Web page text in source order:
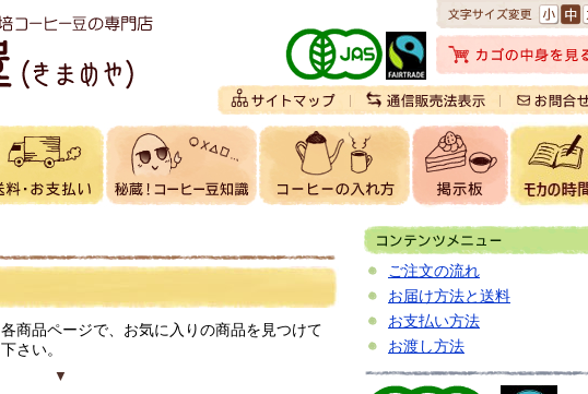
各商品ページで、お気に入りの商品を見つけて
下さい。
▼
ご注文の流れ
お届け方法と送料
お支払い方法
お渡し方法